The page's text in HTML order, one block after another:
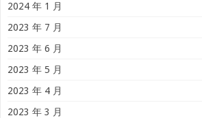
2024 年 1 月
2023 年 7 月
2023 年 6 月
2023 年 5 月
2023 年 4 月
2023 年 3 月